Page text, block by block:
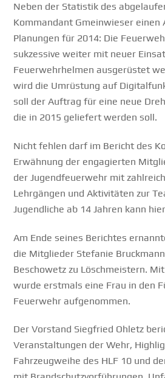
Neben der Statistik des
Kommandant Gmeinwieser einen
Planungen für 2014: Die
sukzessive weiter mit neuer
Feuerwehrhelmen ausgerüstet
wird die Umrüstung auf
soll der Auftrag für eine neue
die in 2015 geliefert werden soll.
Nicht fehlen darf im Bericht des
Erwähnung der engagierten
der Jugendfeuerwehr mit
Lehrgängen und Aktivitäten zur
Jugendliche ab 14 Jahren kann
Am Ende seines Berichtes
die Mitglieder Stefanie
Beschowetz zu Löschmeistern.
wurde erstmals eine Frau in den
Feuerwehr aufgenommen.
Der Vorstand Siegfried Ohletz
Veranstaltungen der Wehr,
Fahrzeugweihe des HLF 10 und